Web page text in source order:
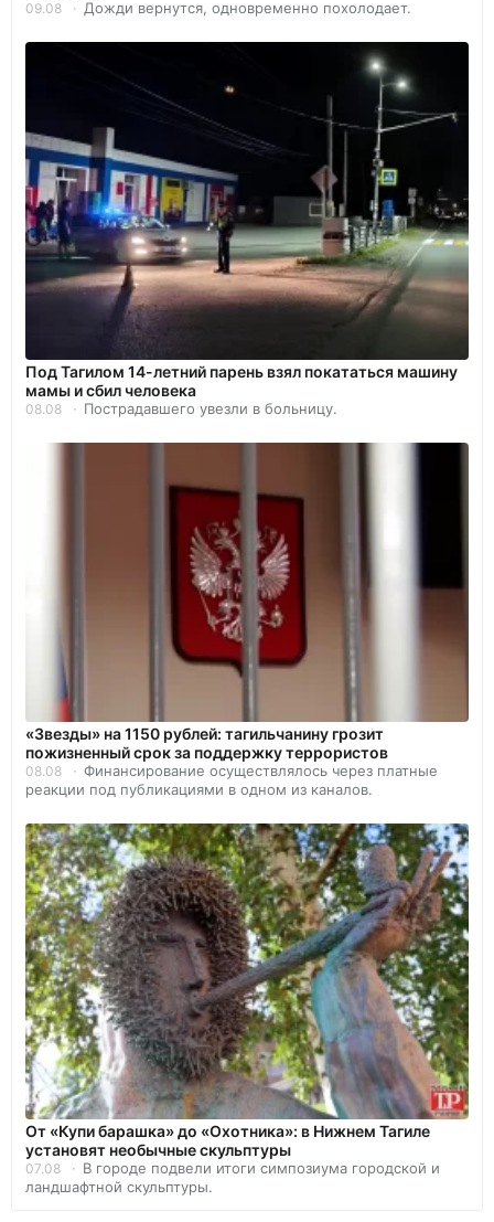
09.08 Дожди вернутся, одновременно похолодает.
Под Тагилом 14-летний парень взял покататься машину
мамы и сбил человека
08.08 Пострадавшего увезли в больницу.
«Звезды» на 1150 рублей: тагильчанину грозит
пожизненный срок за поддержку террористов
08.08
Финансирование осуществлялось через платные
реакции под публикациями в одном из каналов.
От «Купи барашка» до «Охотника»: в Нижнем Тагиле
установят необычные скульптуры
07.08
В городе подвели итоги симпозиума городской и
ландшафтной скульптуры.